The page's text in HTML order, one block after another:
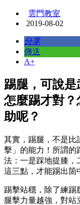
雲門教室
2019-08-02
分享
傳送
A+
踢腿，可說
怎麼踢才對
助呢？
其實，踢腿，不是比
擊」的能力！所謂的
法：一是踩地提膝，
這三點，才能踢出箇
踢擊站穩，除了練踢
腿擊力量越強，對站